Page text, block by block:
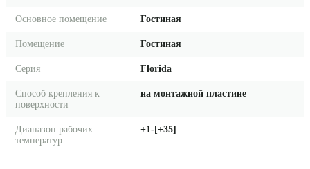
Основное помещение Гостиная
Помещение Гостиная
Серия Florida
Способ крепления к
поверхности
на монтажной пластине
Диапазон рабочих
температур
+1-[+35]